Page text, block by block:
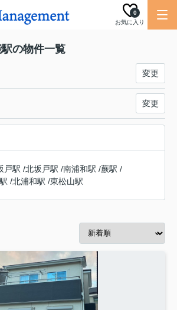
お気に入り
0
の物件一覧
変更
変更
戸駅 /北坂戸駅 /南浦和駅 /蕨駅 /
/北浦和駅 /東松山駅